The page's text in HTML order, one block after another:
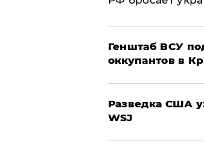
Генштаб ВСУ
оккупантов в
Разведка США
WSJ